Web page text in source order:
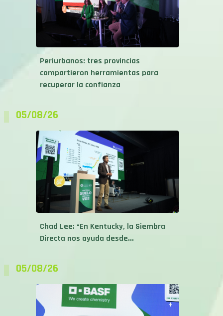
Periurbanos: tres provincias
compartieron herramientas para
recuperar la confianza
05/08/26
Chad Lee: “En Kentucky, la Siembra
Directa nos ayuda desde...
05/08/26